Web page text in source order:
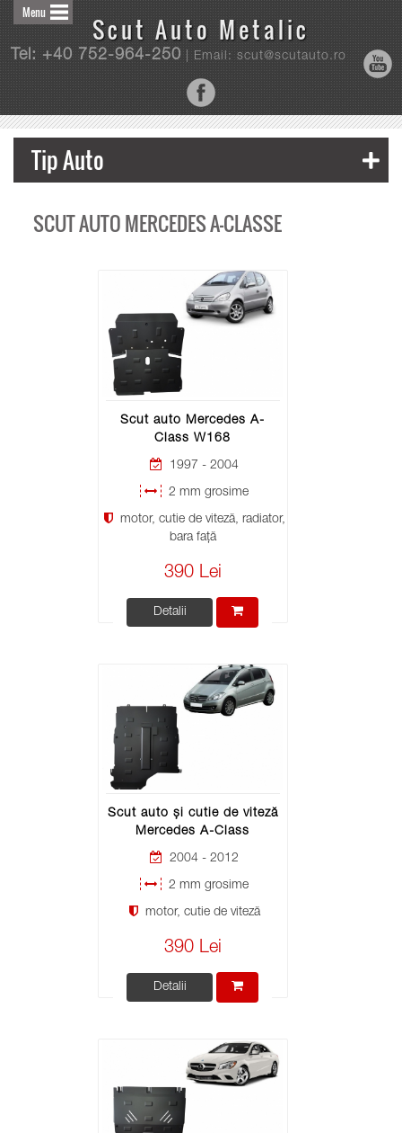
Scut Auto Metalic
Tel: +40 752-964-250| Email: scut@scutauto.ro
Menu
Tip Auto
SCUT AUTO MERCEDES A-CLASSE
Scut auto Mercedes A-
Class W168
1997 - 2004
2 mm grosime
motor, cutie de viteză, radiator,
bara față
390 Lei
Detalii
Scut auto și cutie de viteză
Mercedes A-Class
2004 - 2012
2 mm grosime
motor, cutie de viteză
390 Lei
Detalii